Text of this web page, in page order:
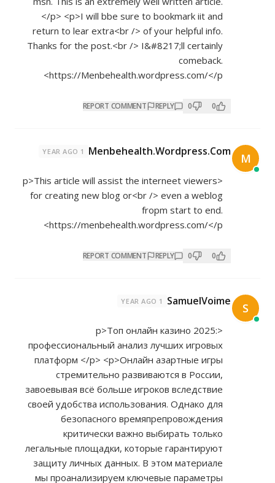
</p> <p>I will bbe sure to bookmark iit and
return to lear extra<br /> of your helpful info.
Thanks for the post.<br /> I&#8217;ll certainly
comeback.
https://Menbehealth.wordpress.com/</p>
0
0
REPLY
REPORT COMMENT
M
Menbehealth.Wordpress.Com
1 YEAR AGO
<p>This article will assist the interneet viewers
for creating new blog or<br /> even a weblog
fropm start to end.
https://menbehealth.wordpress.com/</p>
0
0
REPLY
REPORT COMMENT
S
SamuelVoime
1 YEAR AGO
<p>Топ онлайн казино 2025:
профессиональный анализ лучших игровых
платформ </p> <p>Онлайн азартные игры
стремительно развиваются в России,
завоевывая всё больше игроков вследствие
своей удобства использования. Однако для
безопасного времяпрепровождения
критически важно выбирать только
легальные площадки, которые гарантируют
защиту личных данных. В этом материале
мы проанализируем ключевые параметры